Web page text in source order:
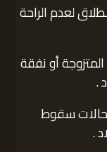
لعدم الراحة
أو نفقة
.
حالات سقوط
.